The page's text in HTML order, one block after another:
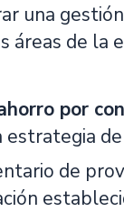
una
de la
por
de